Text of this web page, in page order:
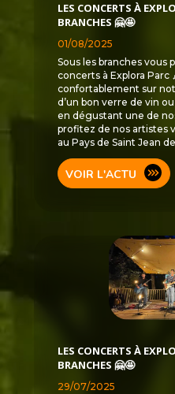
LES CONCERTS À
BRANCHES 🤗🤩
01/08/2025
Sous les branches vous
concerts à Explora Parc
confortablement sur
d’un bon verre de vin
en dégustant une de
profitez de nos artistes
au Pays de Saint Jean
VOIR L'ACTU
LES CONCERTS À
BRANCHES 🤗🤩
29/07/2025